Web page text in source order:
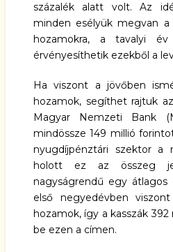
százalék alatt volt. Az
minden esélyük megvan a
hozamokra, a tavalyi
érvényesíthetik ezekből a
Ha viszont a jövőben
hozamok, segíthet rajtuk
Magyar Nemzeti Bank
mindössze 149 millió
nyugdíjpénztári szektor
holott ez az összeg
nagyságrendű egy átlagos
első negyedévben
hozamok, így a kasszák
be ezen a címen.